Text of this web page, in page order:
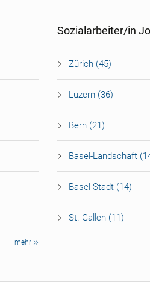
mehr
Sozialarbeiter/in
Zürich (45)
Luzern (36)
Bern (21)
Basel-Landschaft
Basel-Stadt (14)
St. Gallen (11)